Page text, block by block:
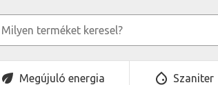
Megújuló energia Szaniter